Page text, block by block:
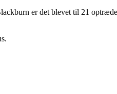
er det blevet til 21